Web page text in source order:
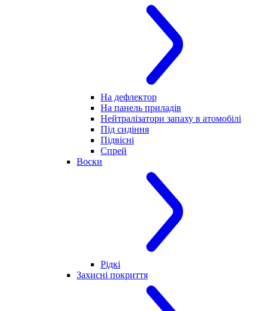
На дефлектор
На панель приладів
Нейтралізатори запаху в атомобілі
Під сидіння
Підвісні
Спрей
Воски
Рідкі
Захисні покриття